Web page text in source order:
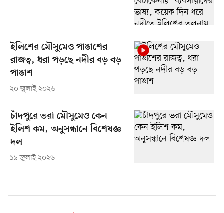
ইলিশের মৌসুমেও পাঙাশের
রাজত্ব, ধরা পড়ছে নদীর বড় বড়
পাঙাশ
২০ জুলাই ২০২৬
চাঁদপুরে ভরা মৌসুমেও কেন
ইলিশ কম, অনুসন্ধানে বিশেষজ্ঞ
দল
১৯ জুলাই ২০২৬